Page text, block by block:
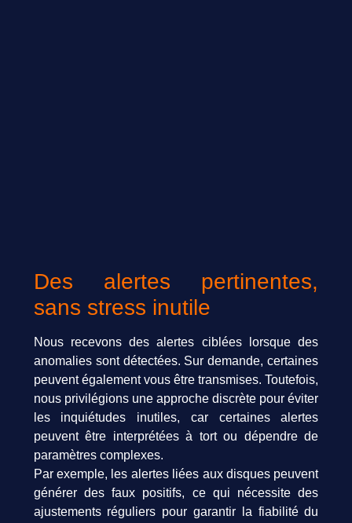
Des alertes pertinentes,
sans stress inutile
Nous recevons des alertes ciblées lorsque des
anomalies sont détectées. Sur demande, certaines
peuvent également vous être transmises. Toutefois,
nous privilégions une approche discrète pour éviter
les inquiétudes inutiles, car certaines alertes
peuvent être interprétées à tort ou dépendre de
paramètres complexes.
Par exemple, les alertes liées aux disques peuvent
générer des faux positifs, ce qui nécessite des
ajustements réguliers pour garantir la fiabilité du